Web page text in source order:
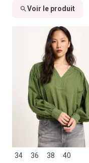
Voir le produit
34 36 38 40